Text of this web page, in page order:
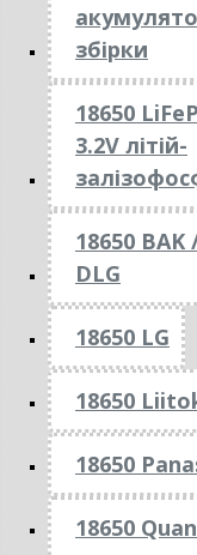
збірки
18650
3.2V літій-
18650 BAK
DLG
18650 LG
18650
18650
18650